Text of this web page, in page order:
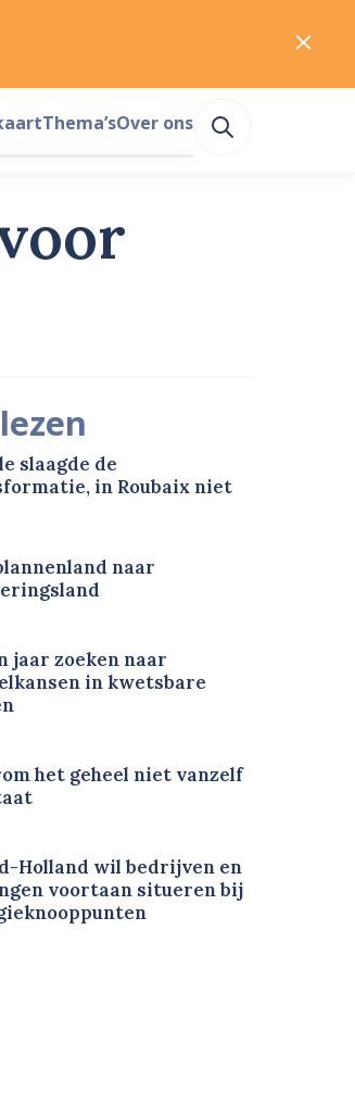
slaagde de
in Roubaix niet
naar
jaar zoeken naar
in kwetsbare
het geheel niet vanzelf
Holland wil bedrijven en
voortaan situeren bij
Thema’sOver ons